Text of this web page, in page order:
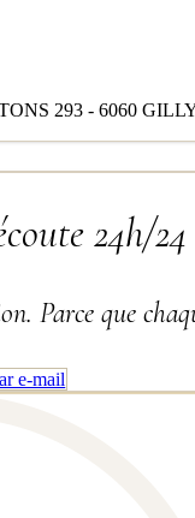
293 - 6060
24h/24
Parce que
e-mail